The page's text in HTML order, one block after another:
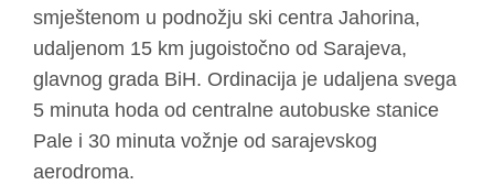
smještenom u podnožju ski centra Jahorina,
udaljenom 15 km jugoistočno od Sarajeva,
glavnog grada BiH. Ordinacija je udaljena svega
5 minuta hoda od centralne autobuske stanice
Pale i 30 minuta vožnje od sarajevskog
aerodroma.